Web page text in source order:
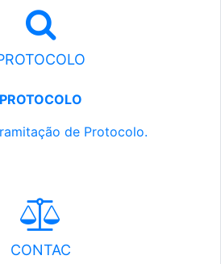
PROTOCOLO
de Protocolo.
CONTAC